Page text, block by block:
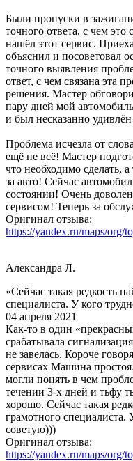
Были пропуски в
точного ответа, с чем это
нашёл этот сервис.
объяснил и посоветовал
точного выявления
ответ, с чем связана эта
решения. Мастер
пару дней мой
и был несказанно
Проблема исчезла от
ещё не всё! Мастер
что необходимо сделать,
за авто! Сейчас
состоянии! Очень
сервисом! Теперь за
Оригинал отзыва:
https://yandex.ru/maps/org/
Александра Л.
«Сейчас такая редкость
специалиста. У кого
04 апреля 2021
Как-то в один
срабатывала
не завелась. Короче
сервисах Машина
могли понять в чем
течении 3-х дней и тьфу
хорошо. Сейчас такая
грамотного
советую)))
Оригинал отзыва:
https://yandex.ru/maps/org/